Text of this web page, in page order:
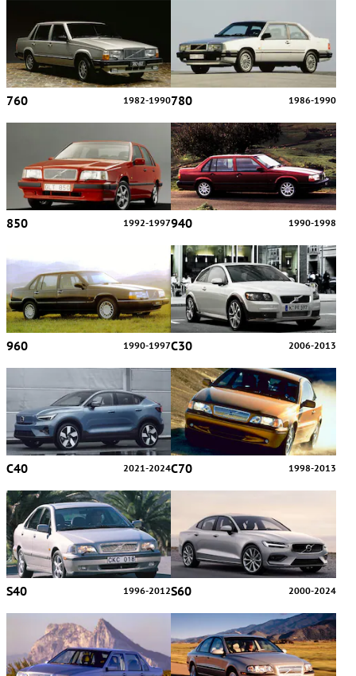
760 1982-1990780 1986-1990
850 1992-1997940 1990-1998
960 1990-1997C30 2006-2013
C40 2021-2024C70 1998-2013
S40 1996-2012S60 2000-2024